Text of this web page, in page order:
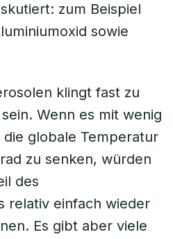
zum Beispiel
sowie
klingt fast zu
Wenn es mit wenig
globale Temperatur
zu senken, würden
des
relativ einfach wieder
Es gibt aber viele